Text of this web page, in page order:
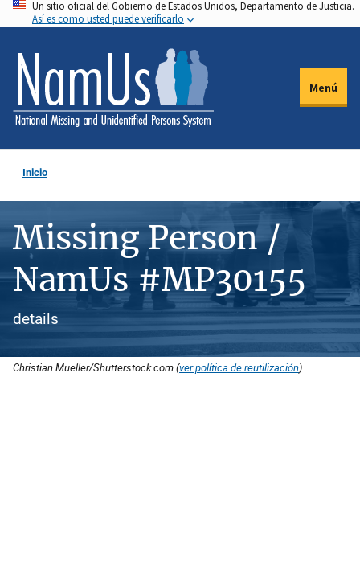
Pasar
al
contenido
principal
Un sitio oficial del Gobierno de Estados Unidos, Departamento de Justicia.
Así es como usted puede verificarlo
Menú
Inicio
Missing Person /
NamUs #MP30155
details
Christian Mueller/Shutterstock.com (ver política de reutilización).